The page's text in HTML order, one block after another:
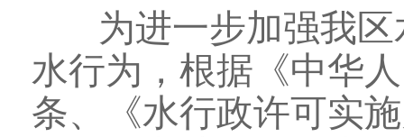
为进一步加强我
水行为，根据《中华
条、《水行政许可实